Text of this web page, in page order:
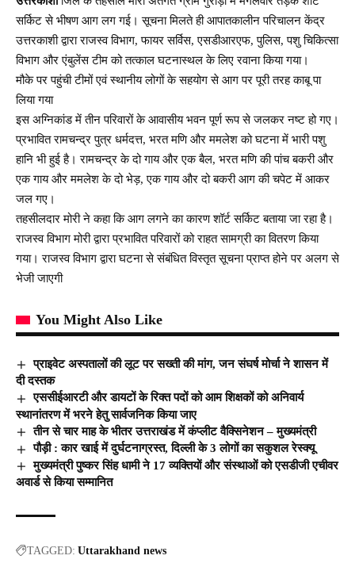
सर्किट से भीषण आग लग गई। सूचना मिलते ही आपातकालीन परिचालन केंद्र
उत्तरकाशी द्वारा राजस्व विभाग, फायर सर्विस, एसडीआरएफ, पुलिस, पशु चिकित्सा
विभाग और एंबुलेंस टीम को तत्काल घटनास्थल के लिए रवाना किया गया।
मौके पर पहुंची टीमों एवं स्थानीय लोगों के सहयोग से आग पर पूरी तरह काबू पा
लिया गया
इस अग्निकांड में तीन परिवारों के आवासीय भवन पूर्ण रूप से जलकर नष्ट हो गए।
प्रभावित रामचन्द्र पुत्र धर्मदत्त, भरत मणि और ममलेश को घटना में भारी पशु
हानि भी हुई है। रामचन्द्र के दो गाय और एक बैल, भरत मणि की पांच बकरी और
एक गाय और ममलेश के दो भेड़, एक गाय और दो बकरी आग की चपेट में आकर
जल गए।
तहसीलदार मोरी ने कहा कि आग लगने का कारण शॉर्ट सर्किट बताया जा रहा है।
राजस्व विभाग मोरी द्वारा प्रभावित परिवारों को राहत सामग्री का वितरण किया
गया। राजस्व विभाग द्वारा घटना से संबंधित विस्तृत सूचना प्राप्त होने पर अलग से
भेजी जाएगी
You Might Also Like
प्राइवेट अस्पतालों की लूट पर सख्ती की मांग, जन संघर्ष मोर्चा ने शासन में
दी दस्तक
एससीईआरटी और डायटों के रिक्त पदों को आम शिक्षकों को अनिवार्य
स्थानांतरण में भरने हेतु सार्वजनिक किया जाए
तीन से चार माह के भीतर उत्तराखंड में कंप्लीट वैक्सिनेशन – मुख्यमंत्री
पौड़ी : कार खाई में दुर्घटनाग्रस्त, दिल्ली के 3 लोगों का सकुशल रेस्क्यू
मुख्यमंत्री पुष्कर सिंह धामी ने 17 व्यक्तियों और संस्थाओं को एसडीजी एचीवर
अवार्ड से किया सम्मानित
TAGGED: Uttarakhand news